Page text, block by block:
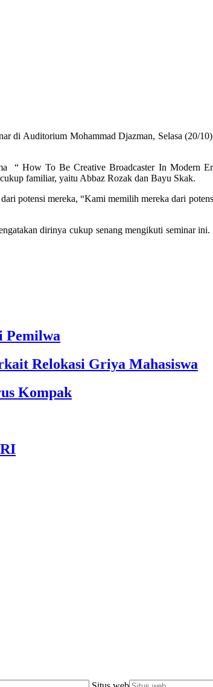
di Auditorium Mohammad Djazman, Selasa (20/
“ How To Be Creative Broadcaster In Modern
familiar, yaitu Abbaz Rozak dan Bayu Skak.
potensi mereka, “Kami memilih mereka dari
dirinya cukup senang mengikuti seminar
Pemilwa
Relokasi Griya Mahasiswa
Kompak